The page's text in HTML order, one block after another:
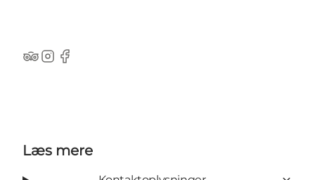
Tripadvisor
Instagram
Facebook
Læs mere